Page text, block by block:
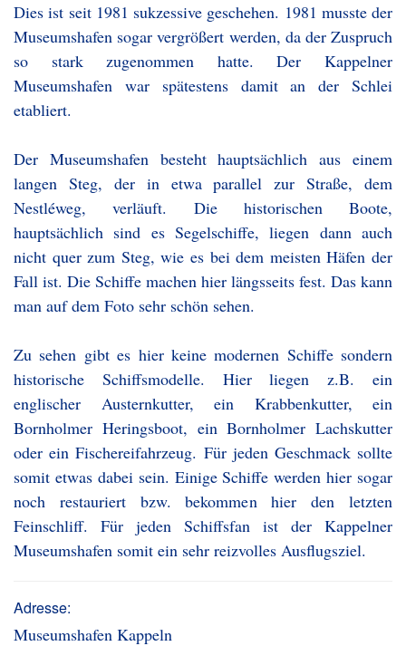
Dies ist seit 1981 sukzessive geschehen. 1981 musste der
Museumshafen sogar vergrößert werden, da der Zuspruch
so stark zugenommen hatte. Der Kappelner
Museumshafen war spätestens damit an der Schlei
etabliert.
Der Museumshafen besteht hauptsächlich aus einem
langen Steg, der in etwa parallel zur Straße, dem
Nestléweg, verläuft. Die historischen Boote,
hauptsächlich sind es Segelschiffe, liegen dann auch
nicht quer zum Steg, wie es bei dem meisten Häfen der
Fall ist. Die Schiffe machen hier längsseits fest. Das kann
man auf dem Foto sehr schön sehen.
Zu sehen gibt es hier keine modernen Schiffe sondern
historische Schiffsmodelle. Hier liegen z.B. ein
englischer Austernkutter, ein Krabbenkutter, ein
Bornholmer Heringsboot, ein Bornholmer Lachskutter
oder ein Fischereifahrzeug. Für jeden Geschmack sollte
somit etwas dabei sein. Einige Schiffe werden hier sogar
noch restauriert bzw. bekommen hier den letzten
Feinschliff. Für jeden Schiffsfan ist der Kappelner
Museumshafen somit ein sehr reizvolles Ausflugsziel.
Adresse:
Museumshafen Kappeln